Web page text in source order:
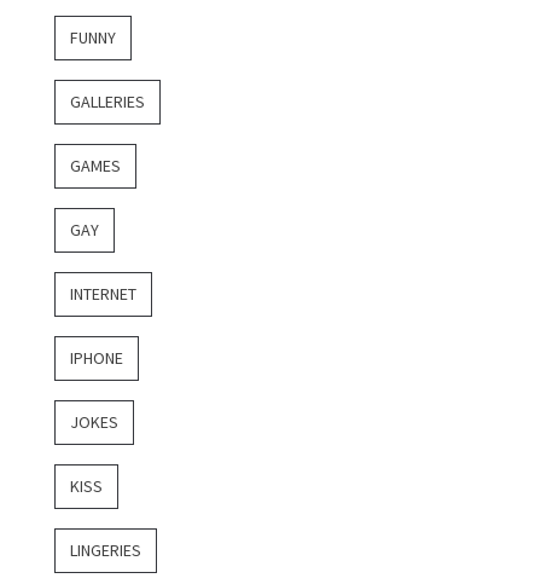
FUNNY
GALLERIES
GAMES
GAY
INTERNET
IPHONE
JOKES
KISS
LINGERIES